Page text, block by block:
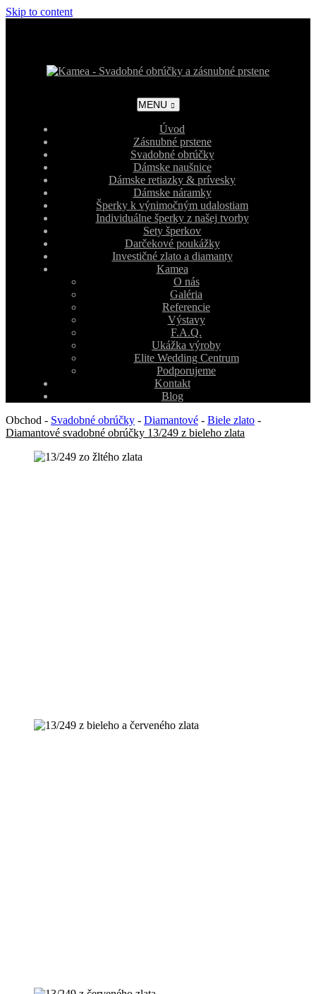
Skip to content
MENU
Úvod
Zásnubné prstene
Svadobné obrúčky
Dámske naušnice
Dámske retiazky & prívesky
Dámske náramky
Šperky k výnimočným udalostiam
Individuálne šperky z našej tvorby
Sety šperkov
Darčekové poukážky
Investičné zlato a diamanty
Kamea
O nás
Galéria
Referencie
Výstavy
F.A.Q.
Ukážka výroby
Elite Wedding Centrum
Podporujeme
Kontakt
Blog
Obchod - Svadobné obrúčky - Diamantové - Biele zlato -
Diamantové svadobné obrúčky 13/249 z bieleho zlata